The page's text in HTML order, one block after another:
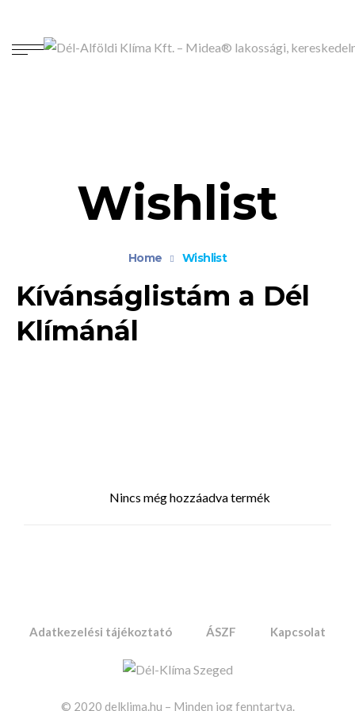
Wishlist
Home Wishlist
Kívánságlistám a Dél
Klímánál
Nincs még hozzáadva termék
Adatkezelési tájékoztató ÁSZF Kapcsolat
© 2020 delklima.hu – Minden jog fenntartva.